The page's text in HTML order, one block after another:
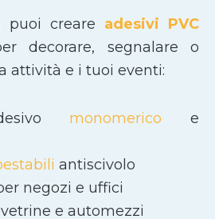
puoi creare adesivi PVC
decorare, segnalare o
attività e i tuoi eventi:
monomerico e
antiscivolo
negozi e uffici
e automezzi